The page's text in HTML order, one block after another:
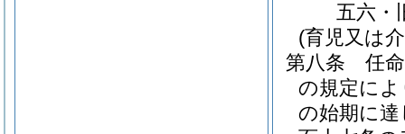
五六・
(育児又は
第八条
任
の規定に
の始期に